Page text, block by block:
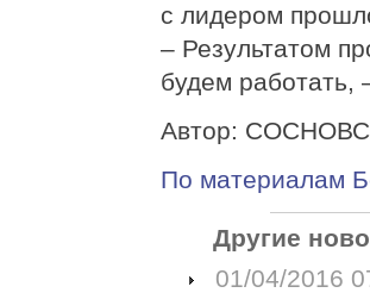
с лидером
– Результатом
будем работать,
Автор:
По материалам
Другие
01/04/2016